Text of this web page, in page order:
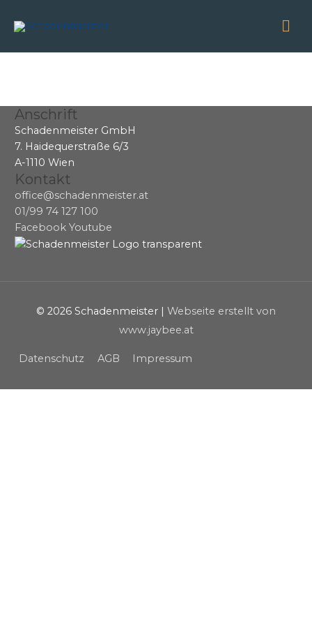
Inhalt
Anschrift
Schadenmeister GmbH
7. Haidequerstraße 6/3
A-1110 Wien
Kontakt
office@schadenmeister.at
01/99 74 127 100
Facebook Youtube
© 2026 Schadenmeister | Webseite erstellt von
www.jaybee.at
Datenschutz AGB Impressum